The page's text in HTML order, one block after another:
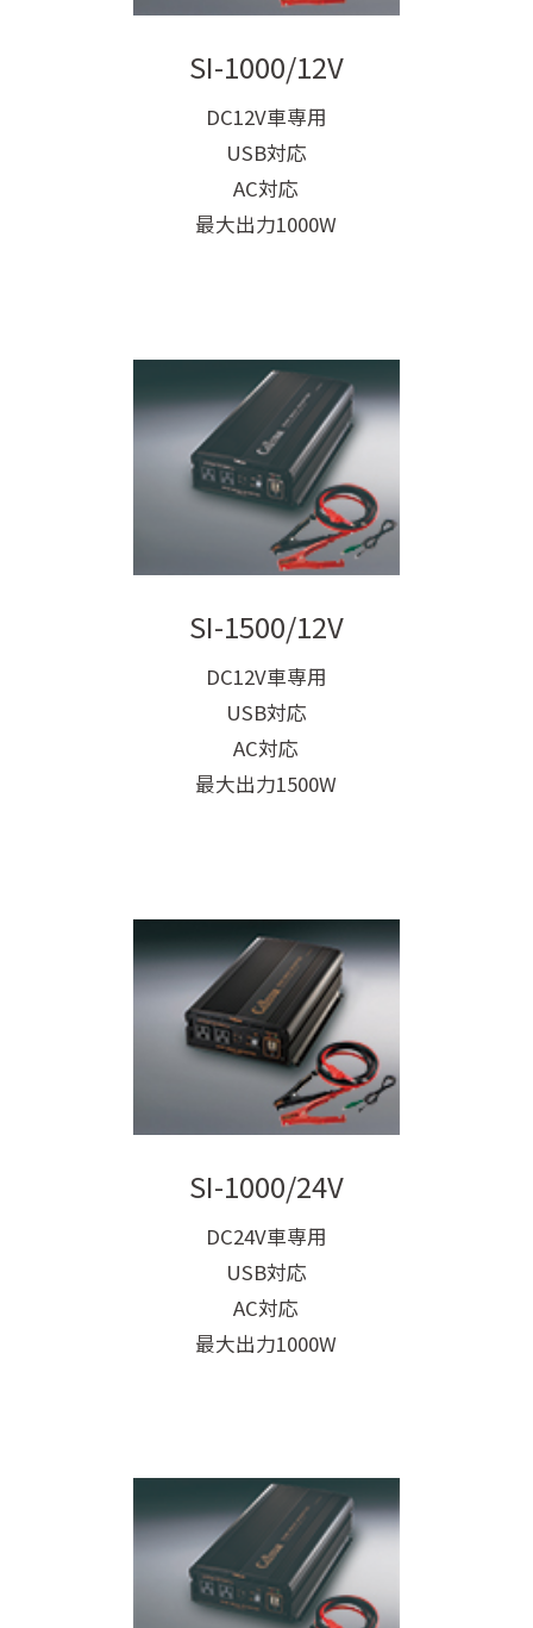
SI-1000/12V
DC12V車専用
USB対応
AC対応
最大出力1000W
SI-1500/12V
DC12V車専用
USB対応
AC対応
最大出力1500W
SI-1000/24V
DC24V車専用
USB対応
AC対応
最大出力1000W